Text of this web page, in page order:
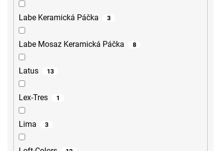
Labe Keramická Páčka 3
Labe Mosaz Keramická Páčka 8
Latus 13
Lex-Tres 1
Lima 3